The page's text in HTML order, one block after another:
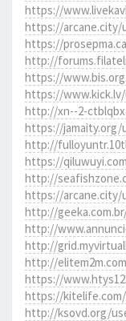
https://
https://arcane.city/
https://
http://
https://
https://
http://xn--2-
https://jamaity.org/
http://
https://
http://
https://arcane.city/
http://
http://
http://
http://
https://
https://kitelife.com/
http://ksovd.org/